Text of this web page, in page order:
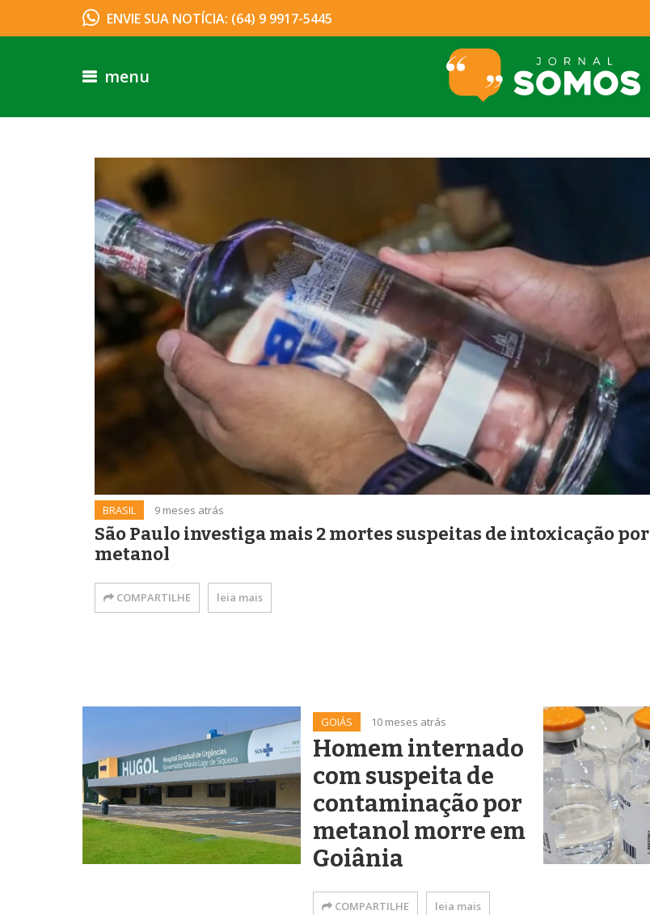
ENVIE SUA NOTÍCIA: (64) 9 9917-5445
menu
BRASIL 9 meses atrás
São Paulo investiga mais 2 mortes suspeitas de intoxicação por
metanol
COMPARTILHE leia mais
GOIÁS 10 meses atrás
Homem internado
com suspeita de
contaminação por
metanol morre em
Goiânia
COMPARTILHE leia mais